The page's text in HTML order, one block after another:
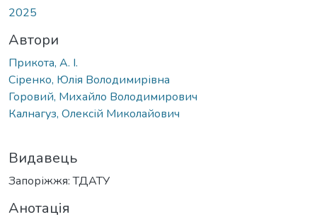
2025
Автори
Прикота, А. І.
Сіренко, Юлія Володимирівна
Горовий, Михайло Володимирович
Калнагуз, Олексій Миколайович
Видавець
Запоріжжя: ТДАТУ
Анотація